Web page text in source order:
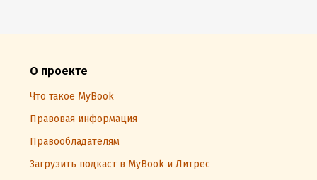
О проекте
Что такое MyBook
Правовая информация
Правообладателям
Загрузить подкаст в MyBook и Литрес